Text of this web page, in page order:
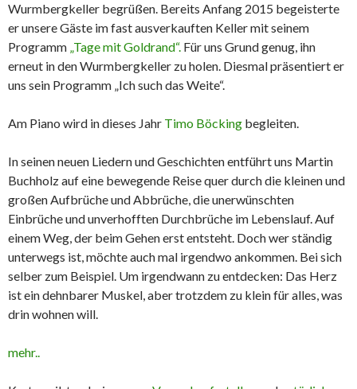
Wurmbergkeller begrüßen. Bereits Anfang 2015 begeisterte
er unsere Gäste im fast ausverkauften Keller mit seinem
Programm „Tage mit Goldrand“. Für uns Grund genug, ihn
erneut in den Wurmbergkeller zu holen. Diesmal präsentiert er
uns sein Programm „Ich such das Weite“.
Am Piano wird in dieses Jahr Timo Böcking begleiten.
In seinen neuen Liedern und Geschichten entführt uns Martin
Buchholz auf eine bewegende Reise quer durch die kleinen und
großen Aufbrüche und Abbrüche, die unerwünschten
Einbrüche und unverhofften Durchbrüche im Lebenslauf. Auf
einem Weg, der beim Gehen erst entsteht. Doch wer ständig
unterwegs ist, möchte auch mal irgendwo ankommen. Bei sich
selber zum Beispiel. Um irgendwann zu entdecken: Das Herz
ist ein dehnbarer Muskel, aber trotzdem zu klein für alles, was
drin wohnen will.
mehr..